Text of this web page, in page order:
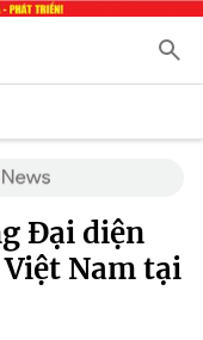
Đại diện
Nam tại